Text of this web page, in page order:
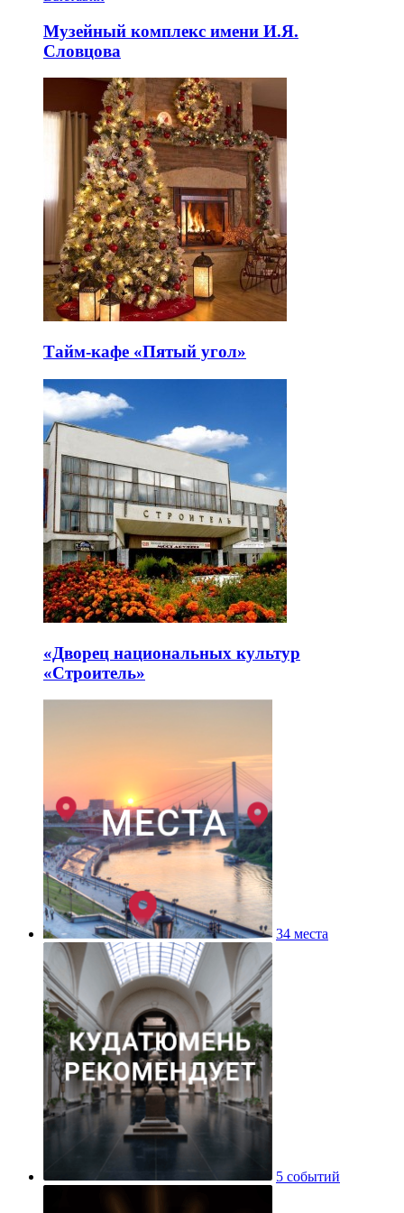
Музейный комплекс имени И.Я.
Словцова
Тайм-кафе «Пятый угол»
«Дворец национальных культур
«Строитель»
34 места
5 событий